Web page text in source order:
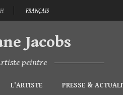
FRANÇAIS
Jacobs
peintre
L'ARTISTE PRESSE &